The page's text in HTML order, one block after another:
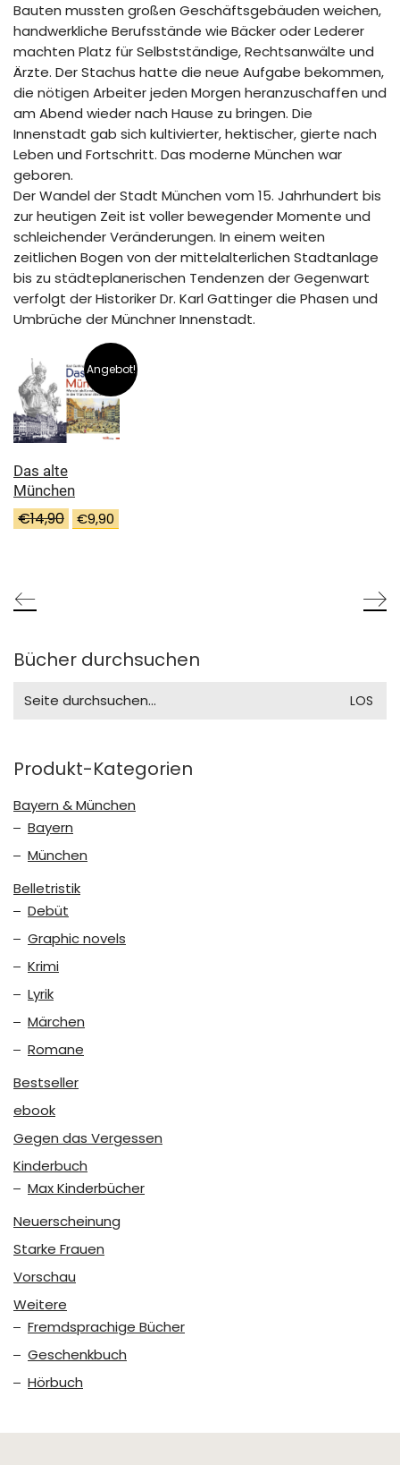
Bauten mussten großen Geschäftsgebäuden weichen,
handwerkliche Berufsstände wie Bäcker oder Lederer
machten Platz für Selbstständige, Rechtsanwälte und
Ärzte. Der Stachus hatte die neue Aufgabe bekommen,
die nötigen Arbeiter jeden Morgen heranzuschaffen und
am Abend wieder nach Hause zu bringen. Die
Innenstadt gab sich kultivierter, hektischer, gierte nach
Leben und Fortschritt. Das moderne München war
geboren.
Der Wandel der Stadt München vom 15. Jahrhundert bis
zur heutigen Zeit ist voller bewegender Momente und
schleichender Veränderungen. In einem weiten
zeitlichen Bogen von der mittelalterlichen Stadtanlage
bis zu städteplanerischen Tendenzen der Gegenwart
verfolgt der Historiker Dr. Karl Gattinger die Phasen und
Umbrüche der Münchner Innenstadt.
Angebot!
Das alte
München
€14,90
Ursprünglicher
Preis
€9,90
Preis
Bücher durchsuchen
for:
Produkt-Kategorien
Bayern & München
Bayern
München
Belletristik
Debüt
Graphic novels
Krimi
Lyrik
Märchen
Romane
Bestseller
ebook
Gegen das Vergessen
Kinderbuch
Max Kinderbücher
Neuerscheinung
Starke Frauen
Vorschau
Weitere
Fremdsprachige Bücher
Geschenkbuch
Hörbuch